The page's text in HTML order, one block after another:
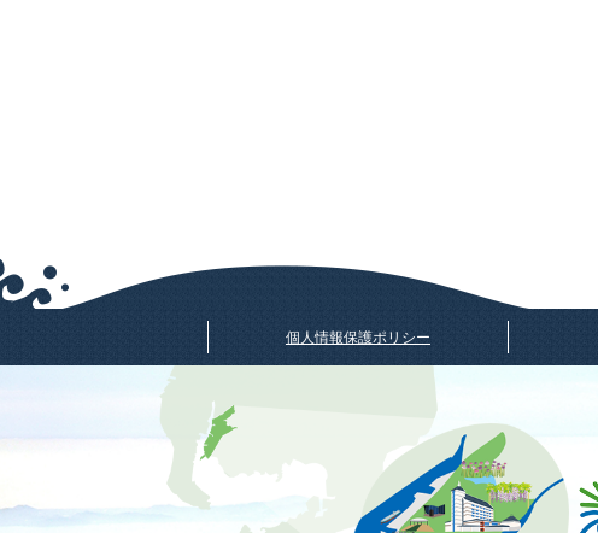
個人情報保護ポリシー